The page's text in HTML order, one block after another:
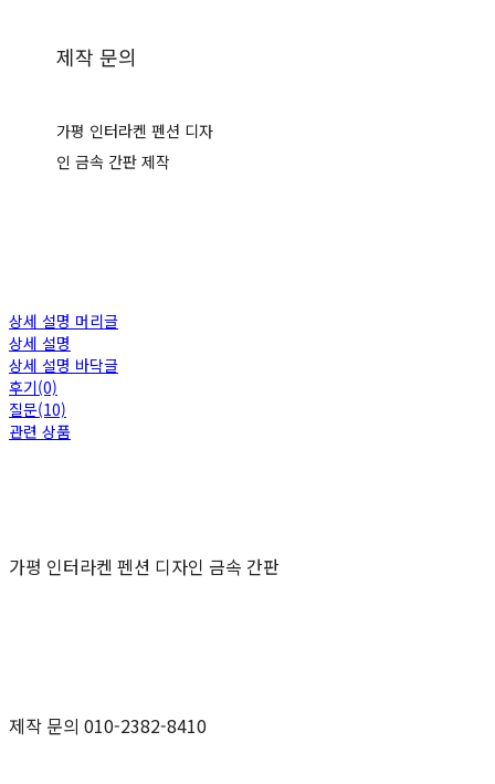
제작 문의
가평 인터라켄 펜션 디자
인 금속 간판 제작
상세 설명 머리글
상세 설명
상세 설명 바닥글
후기(0)
질문(10)
관련 상품
가평 인터라켄 펜션 디자인 금속 간판
제작 문의 010-2382-8410